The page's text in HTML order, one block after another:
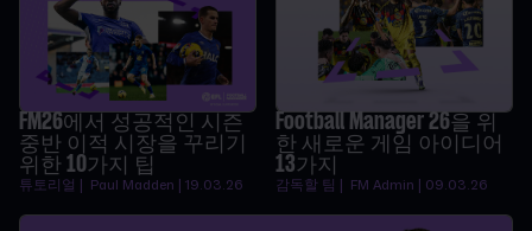
FM26에서 성공적인 시즌
중반 이적 시장을 꾸리기
위한 10가지 팁
튜토리얼 | Paul Madden | 19.03.26
Football Manager 26을 위
한 새로운 게임 아이디어
13가지
감독할 팀 | FM Admin | 09.03.26